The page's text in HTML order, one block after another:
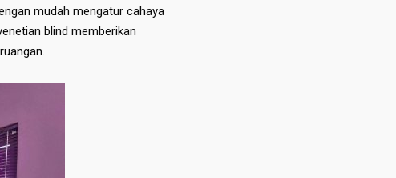
mudah mengatur cahaya
blind memberikan